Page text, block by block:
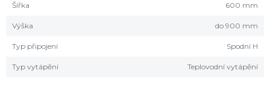
Šířka 600 mm
Výška do 900 mm
Typ připojení Spodní H
Typ vytápění Teplovodní vytápění